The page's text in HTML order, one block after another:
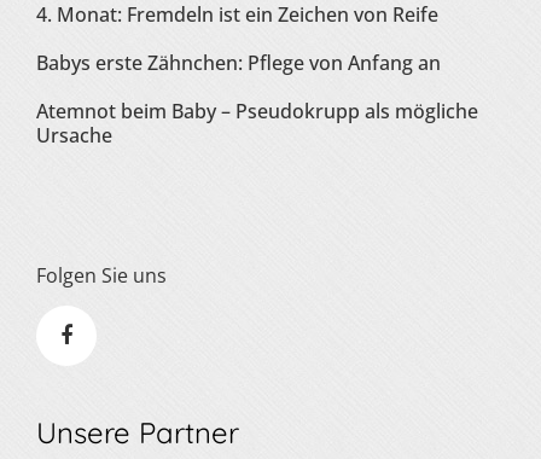
4. Monat: Fremdeln ist ein Zeichen von Reife
Babys erste Zähnchen: Pflege von Anfang an
Atemnot beim Baby – Pseudokrupp als mögliche
Ursache
Folgen Sie uns
Unsere Partner